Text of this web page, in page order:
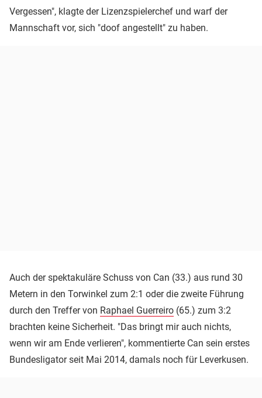
Vergessen", klagte der Lizenzspielerchef und warf der
Mannschaft vor, sich "doof angestellt" zu haben.
Auch der spektakuläre Schuss von Can (33.) aus rund 30
Metern in den Torwinkel zum 2:1 oder die zweite Führung
durch den Treffer von Raphael Guerreiro (65.) zum 3:2
brachten keine Sicherheit. "Das bringt mir auch nichts,
wenn wir am Ende verlieren", kommentierte Can sein erstes
Bundesligator seit Mai 2014, damals noch für Leverkusen.